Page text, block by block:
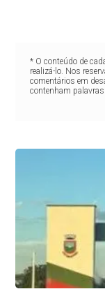
* O conteúdo de
realizá-lo. Nos
comentários em
contenham palavras